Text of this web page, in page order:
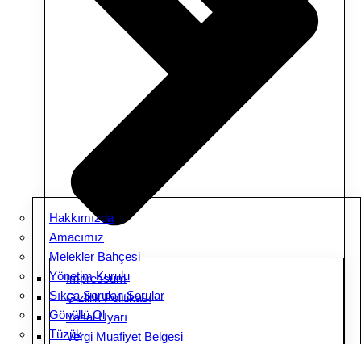
Impressum
Gizlilik Politikası
Yasal Uyarı
Vergi Muafiyet Belgesi
Hakkımızda
Amacımız
Melekler Bahçesi
Yönetim Kurulu
Sıkça Sorulan Sorular
Gönüllü Ol
Tüzük